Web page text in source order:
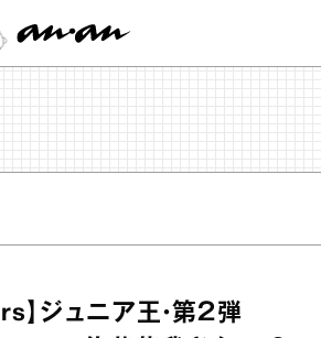
】ジュニア王・第２弾